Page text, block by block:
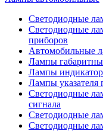
Светодиодные
Светодиодные
приборов
Автомобильные
Лампы
Лампы
Лампы указателя
Светодиодные
сигнала
Светодиодные
Светодиодные